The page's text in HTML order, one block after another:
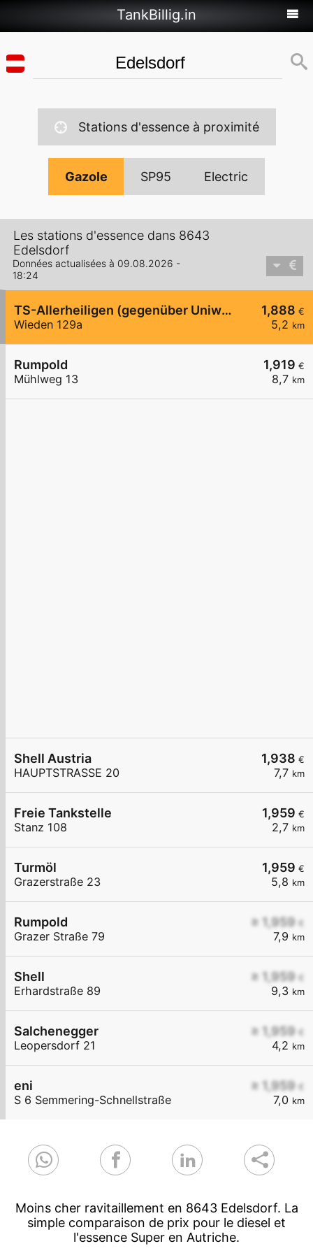
TankBillig.in
Stations d'essence à proximité
Gazole SP95 Electric
Les stations d'essence dans 8643
Edelsdorf
Données actualisées à 09.08.2026 -
18:24
1,888 €
5,2 km
TS-Allerheiligen (gegenüber Uniwash)
Wieden 129a
1,919 €
8,7 km
Rumpold
Mühlweg 13
1,938 €
7,7 km
Shell Austria
HAUPTSTRASSE 20
1,959 €
2,7 km
Freie Tankstelle
Stanz 108
1,959 €
5,8 km
Turmöl
Grazerstraße 23
≥ 1,959 €
7,9 km
Rumpold
Grazer Straße 79
≥ 1,959 €
9,3 km
Shell
Erhardstraße 89
≥ 1,959 €
4,2 km
Salchenegger
Leopersdorf 21
≥ 1,959 €
7,0 km
eni
S 6 Semmering-Schnellstraße
Moins cher ravitaillement en 8643 Edelsdorf. La
simple comparaison de prix pour le diesel et
l'essence Super en Autriche.